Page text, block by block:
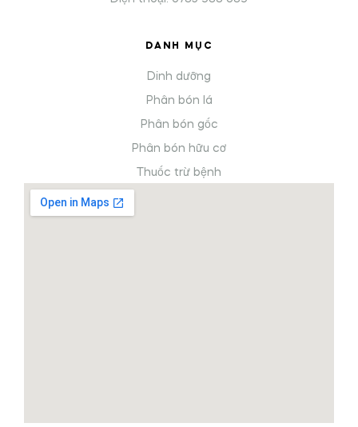
DANH MỤC
Dinh dưỡng
Phân bón lá
Phân bón gốc
Phân bón hữu cơ
Thuốc trừ bệnh